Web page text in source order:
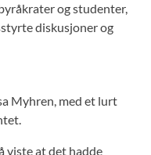
og studenter,
diskusjoner og
Myhren, med et lurt
viste at det hadde